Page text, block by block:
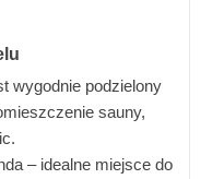
wygodnie podzielony
sauny,
– idealne miejsce do